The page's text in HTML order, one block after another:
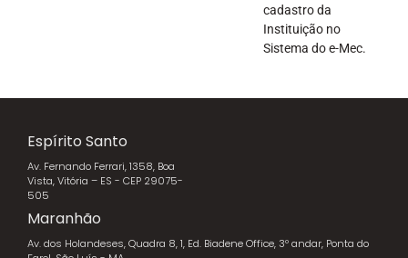
cadastro da
Instituição no
Sistema do e-Mec.
Espírito Santo
Av. Fernando Ferrari, 1358, Boa
Vista, Vitória – ES - CEP 29075-
505
Maranhão
Av. dos Holandeses, Quadra 8, 1, Ed. Biadene Office, 3º andar, Ponta do